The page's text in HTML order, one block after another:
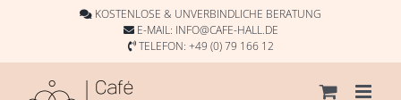
KOSTENLOSE & UNVERBINDLICHE BERATUNG
E-MAIL: INFO@CAFE-HALL.DE
TELEFON: +49 (0) 79 166 12